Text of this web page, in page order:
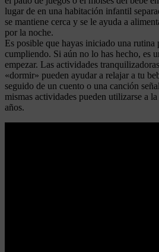
lugar de en una habitación infantil
se mantiene cerca y se le ayuda a
por la noche.
Es posible que hayas iniciado una rutina
cumpliendo. Si aún no lo has hecho, es
empezar. Las actividades
«dormir» pueden ayudar a relajar a tu
seguido de un cuento o una canción
mismas actividades pueden utilizarse a
años.